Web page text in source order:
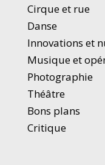
Cirque et rue
Danse
Innovations et
Musique et
Photographie
Théâtre
Bons plans
Critique